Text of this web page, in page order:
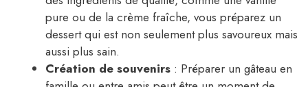
pure ou de la crème fraîche, vous préparez un
dessert qui est non seulement plus savoureux mais
aussi plus sain.
Création de souvenirs : Préparer un gâteau en